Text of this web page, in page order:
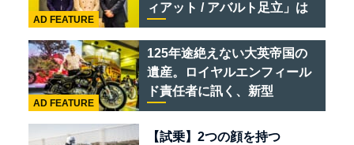
ィアット / アバルト足立」は
クルマのセレクトショップで
ある
AD FEATURE
125年途絶えない大英帝国の
遺産。ロイヤルエンフィール
ド責任者に訊く、新型
「BULLET 650」と“時間の
質”を愛する理由
AD FEATURE
【試乗】2つの顔を持つ